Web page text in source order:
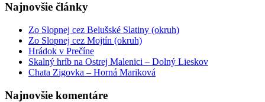
Najnovšie články
Zo Slopnej cez Belušské Slatiny (okruh)
Zo Slopnej cez Mojtín (okruh)
Hrádok v Prečíne
Skalný hríb na Ostrej Malenici – Dolný Lieskov
Chata Zigovka – Horná Mariková
Najnovšie komentáre